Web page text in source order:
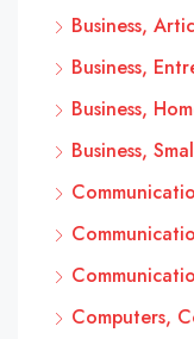
Business,
Business,
Business,
Business,
Computers,